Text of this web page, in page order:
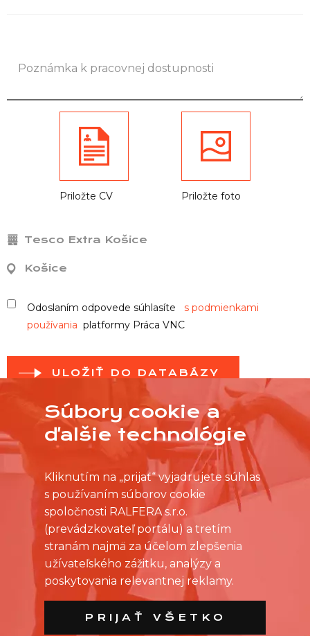
Priložte CV Priložte foto
Tesco Extra Košice
Košice
Odoslaním odpovede súhlasíte s podmienkami
používania platformy Práca VNC
ULOŽIŤ DO DATABÁZY
Súbory cookie a
ďalšie technológie
Kliknutím na „prijať“ vyjadrujete súhlas
s používaním súborov cookie
spoločnosti RALFERA s.r.o.
(prevádzkovateľ portálu) a tretím
stranám najmä za účelom zlepšenia
užívateľského zážitku, analýzy a
poskytovania relevantnej reklamy.
PRIJAŤ VŠETKO